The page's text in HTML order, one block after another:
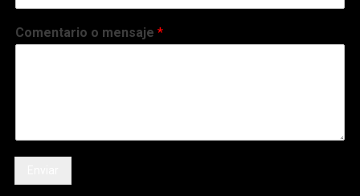
Comentario o mensaje*